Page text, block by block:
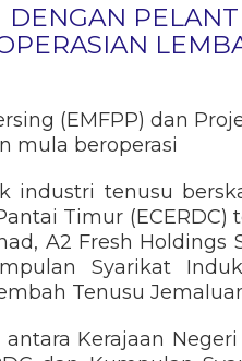
DENGAN
(EMFPP) dan
mula beroperasi
industri tenusu
Timur
A2 Fresh Holdings
Syarikat
Tenusu
Kerajaan Negeri